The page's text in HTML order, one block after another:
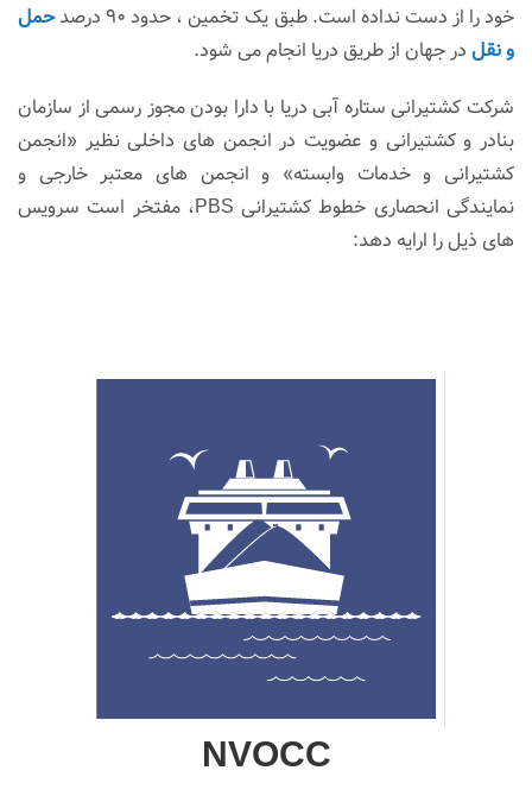
خود را از دست نداده است. طبق یک تخمین ، حدود 90 درصد
حمل
و نقل در جهان از طریق دریا انجام می شود.
شرکت کشتیرانی ستاره آبی دریا با دارا بودن مجوز رسمی از سازمان
بنادر و کشتیرانی و عضویت در انجمن های داخلی نظیر «انجمن
کشتیرانی و خدمات وابسته» و انجمن های معتبر خارجی و
نمایندگی انحصاری خطوط کشتیرانی PBS، مفتخر است سرویس
های ذیل را ارایه دهد:
NVOCC